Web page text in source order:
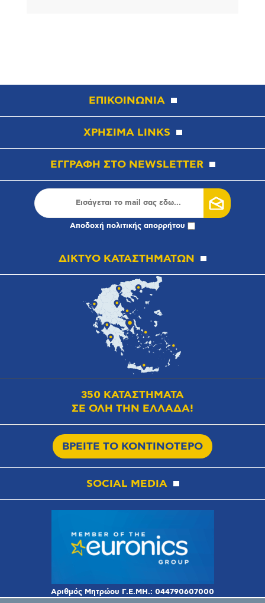
ΕΠΙΚΟΙΝΩΝΙΑ
ΧΡΗΣΙΜΑ LINKS
ΕΓΓΡΑΦΗ ΣΤΟ NEWSLETTER
Αποδοχή πολιτικής απορρήτου
ΔΙΚΤΥΟ ΚΑΤΑΣΤΗΜΑΤΩΝ
350 ΚΑΤΑΣΤΗΜΑΤΑ
ΣΕ ΟΛΗ ΤΗΝ ΕΛΛΑΔΑ!
ΒΡΕΙΤΕ ΤΟ ΚΟΝΤΙΝΟΤΕΡΟ
SOCIAL MEDIA